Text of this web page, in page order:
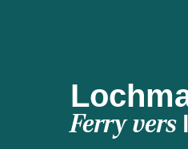
Ferry vers